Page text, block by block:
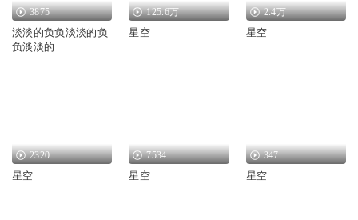
3875
淡淡的负负淡淡的负
负淡淡的
125.6万
星空
2.4万
星空
2320
星空
7534
星空
347
星空